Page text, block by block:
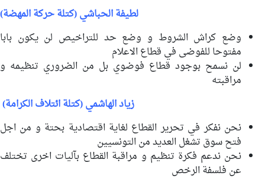
لطيفة الحباشي (كتلة حركة المهضة)
وضع كراش الشروط و وضع حد للتراخيص لن يكون بابا
مفتوحا للفوضى في قطاع الاعلام
لن نسمح بوجود قطاع فوضوي بل من الضروري تنظيمه و
مراقبته
زياد الهاشمي (كتلة ائتلاف الكرامة)
نحن نفكر في تحرير القطاع لغاية اقتصادية بحتة و من اجل
فتح سوق تشغل العديد من التونسيين
نحن ندعم فكرة تنظيم و مراقبة القطاع بآليات اخرى تختلف
عن فلسفة الرخص